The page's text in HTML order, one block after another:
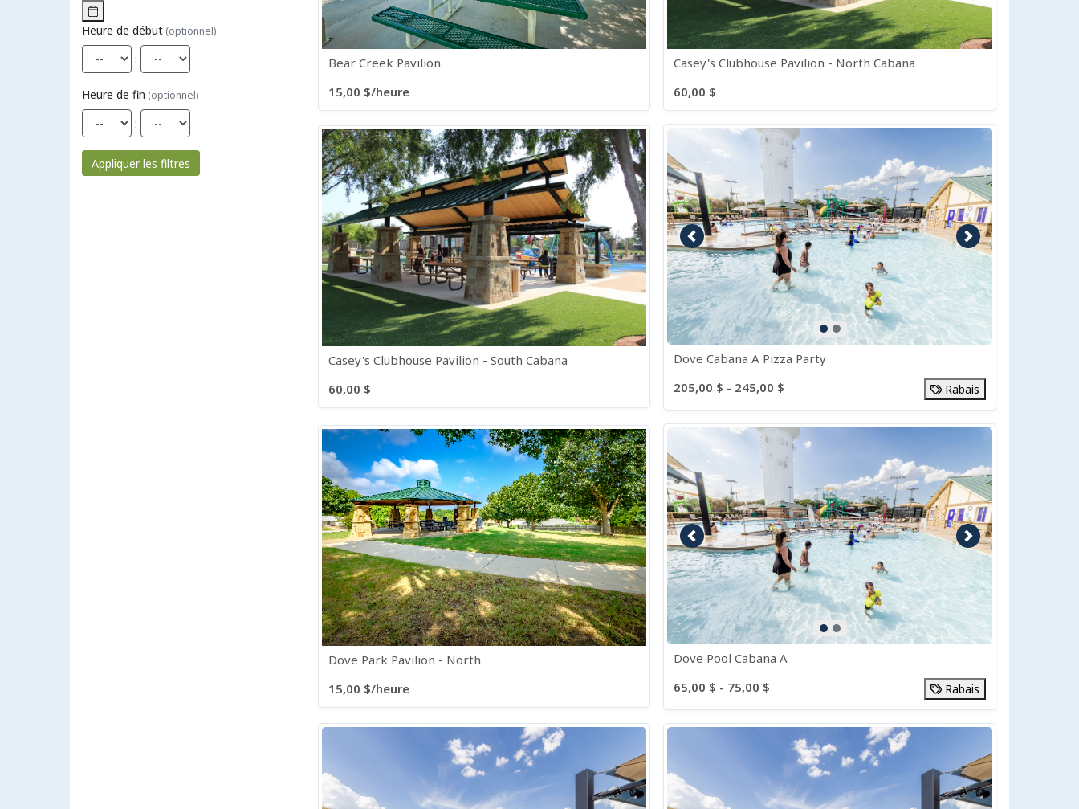
Heure de début (optionnel)
:
Heure de fin (optionnel)
:
Appliquer les filtres
Bear Creek Pavilion
15,00 $/heure
Casey's Clubhouse Pavilion - North Cabana
60,00 $
Casey's Clubhouse Pavilion - South Cabana
60,00 $
Image précédente Image suivante
Dove Cabana A Pizza Party
205,00 $ - 245,00 $
Rabais
Dove Park Pavilion - North
15,00 $/heure
Image précédente Image suivante
Dove Pool Cabana A
65,00 $ - 75,00 $
Rabais